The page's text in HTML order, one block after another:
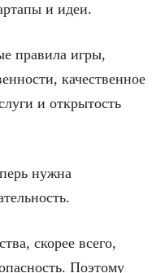
и идеи.
правила игры,
качественное
и открытость
нужна
скорее всего,
Поэтому